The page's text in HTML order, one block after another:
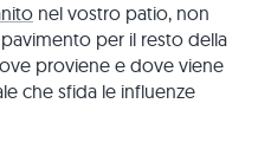
nel vostro patio, non
per il resto della
proviene e dove viene
che sfida le influenze